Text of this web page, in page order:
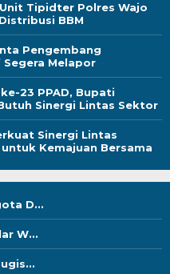
Tipidter Polres Wajo
BBM
Pengembang
Melapor
23 PPAD, Bupati
Sinergi Lintas Sektor
Sinergi Lintas
Kemajuan Bersama
D...
W...